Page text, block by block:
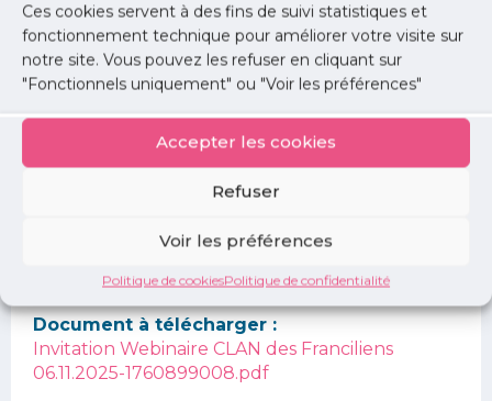
Ces cookies servent à des fins de suivi statistiques et
fonctionnement technique pour améliorer votre visite sur
notre site. Vous pouvez les refuser en cliquant sur
"Fonctionnels uniquement" ou "Voir les préférences"
Accepter les cookies
Refuser
Voir les préférences
Politique de cookiesPolitique de confidentialité
Informations
Date :
jeudi 06 novembre 2025
12h30
https://events.teams.microsoft.com/event/059b752f-
459a-ac3f-8c2e449863bd
Document à télécharger :
Invitation Webinaire CLAN des Franciliens
06.11.2025-1760899008.pdf